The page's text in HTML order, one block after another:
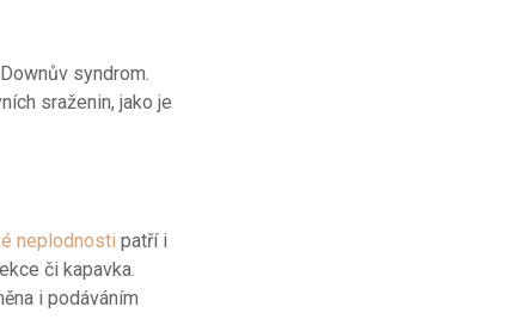
syndrom.
sraženin, jako je
neplodnosti patří i
či kapavka.
i podáváním